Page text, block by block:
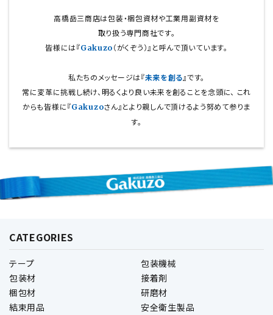
高橋岳三商店は包装・梱包資材や工業用副資材を
取り扱う専門商社です。
皆様には『Gakuzo （がくぞう）』と呼んで頂いています。
私たちのメッセージは『未来を創る』です。
常に変革に挑戦し続け、明るくより良い未来を創ることを念頭に、 これ
からも皆様に『Gakuzoさん』とより親しんで頂けるよう努めて参りま
す。
CATEGORIES
テープ
包装材
梱包材
結束用品
包装機械
接着剤
研磨材
安全衛生製品